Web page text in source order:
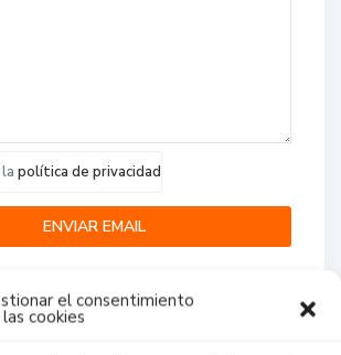
el consentimiento
cookies
política de privacidad